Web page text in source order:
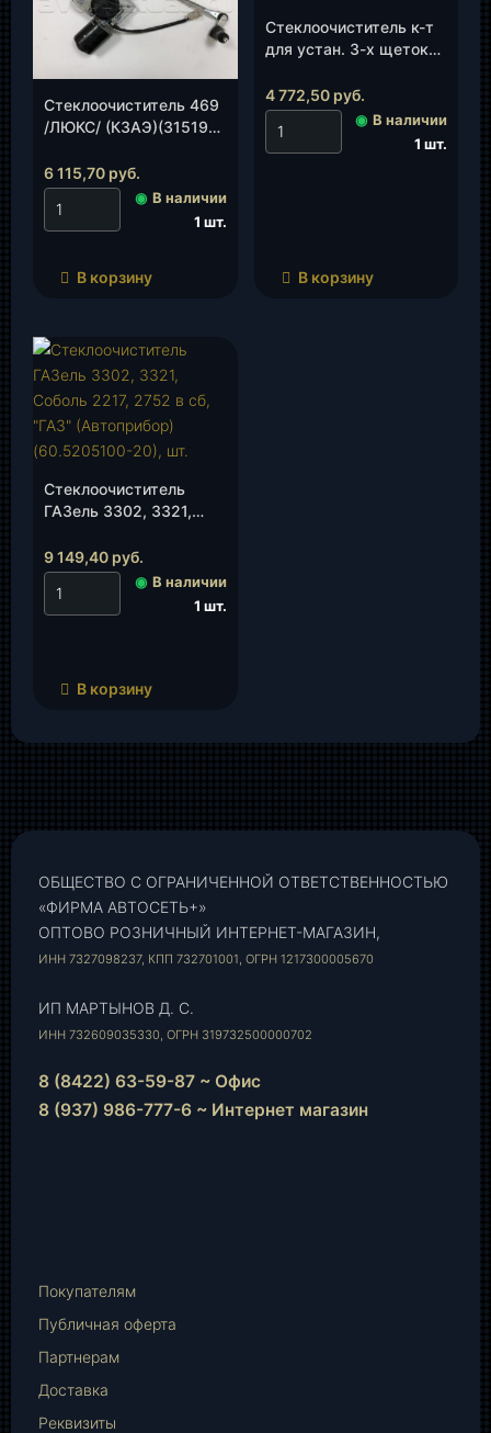
Стеклоочиститель 469
/ЛЮКС/ (КЗАЭ)(31519
6 115,70 руб.
◉ В наличии
1 шт.
В корзину
Стеклоочиститель к-т
для устан. 3-х щеток
4 772,50 руб.
◉ В наличии
1 шт.
В корзину
Стеклоочиститель
ГАЗель 3302, 3321,
«ГАЗ» (Автоприбор)
(60.5205100-20), шт.
9 149,40 руб.
◉ В наличии
1 шт.
В корзину
ОБЩЕСТВО С ОГРАНИЧЕННОЙ ОТВЕТСТВЕННОСТЬЮ
«ФИРМА АВТОСЕТЬ+»
ОПТОВО РОЗНИЧНЫЙ ИНТЕРНЕТ-МАГАЗИН,
ИНН 7327098237, КПП 732701001, ОГРН 1217300005670
ИП МАРТЫНОВ Д. С.
ИНН 732609035330, ОГРН 319732500000702
8 (8422) 63-59-87 ~ Офис
8 (937) 986-777-6 ~ Интернет магазин
Mail
Покупателям
Публичная оферта
Партнерам
Доставка
Реквизиты